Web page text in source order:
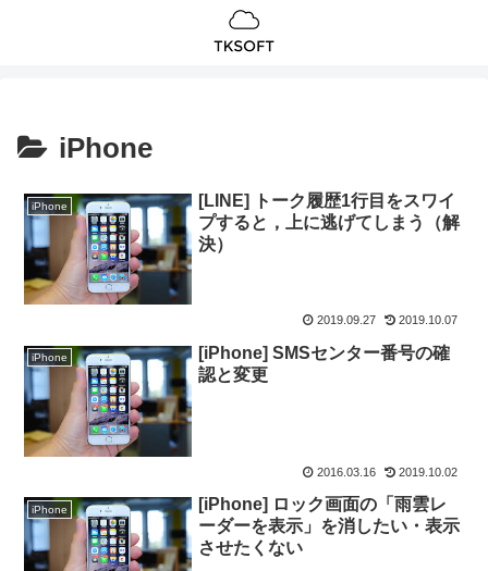
iPhone
iPhone
[LINE] トーク履歴1行目をスワイ
プすると，上に逃げてしまう（解
決）
2019.09.27 2019.10.07
iPhone
[iPhone] SMSセンター番号の確
認と変更
2016.03.16 2019.10.02
iPhone
[iPhone] ロック画面の「雨雲レ
ーダーを表示」を消したい・表示
させたくない